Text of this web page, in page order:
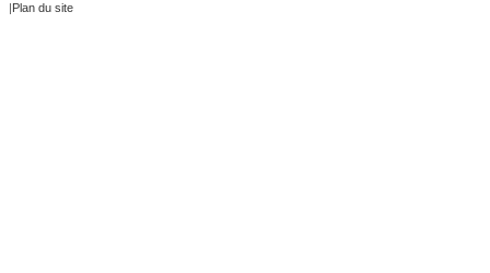
Plan du site